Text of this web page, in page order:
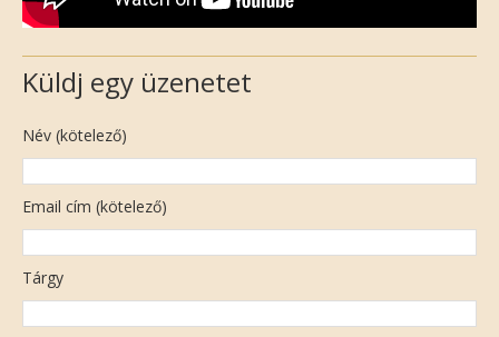
Küldj egy üzenetet
Név (kötelező)
Email cím (kötelező)
Tárgy